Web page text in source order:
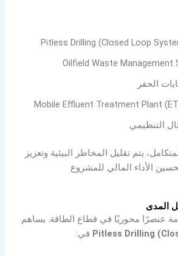
Oilfield Waste Management
الحفر
التنظيمي
يتم تقليل المخاطر البيئية وتعزيز
الأداء المالي للمشروع
المدى
عنصرًا محوريًا في قطاع الطاقة. يساهم
Pitless Drilling في: